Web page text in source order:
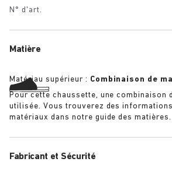
N° d'art.
Matière
Matériau supérieur : Combinaison de
Pour cette chaussette, une combinaison
utilisée. Vous trouverez des
matériaux dans notre guide des matières.
Fabricant et Sécurité